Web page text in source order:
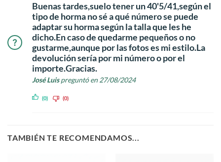
Buenas tardes,suelo tener un 40'5/41,según el
tipo de horma no sé a qué número se puede
adaptar su horma según la talla que les he
dicho.En caso de quedarme pequeños o no
gustarme,aunque por las fotos es mi estilo.La
devolución sería por mi número o por el
importe.Gracias.
José Luispreguntó en 27/08/2024
(0) (0)
TAMBIÉN TE RECOMENDAMOS...